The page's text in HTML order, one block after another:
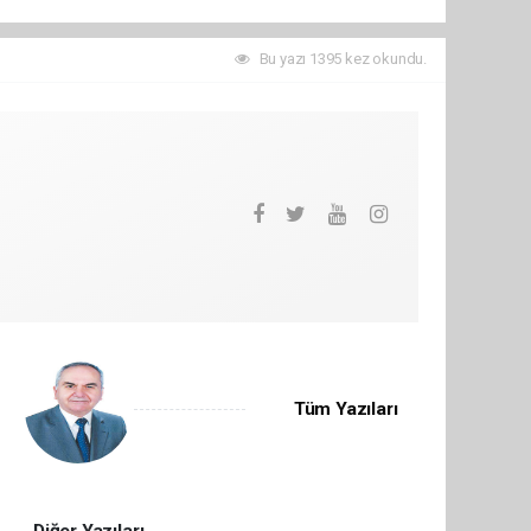
Bu yazı 1395 kez okundu.
Tüm Yazıları